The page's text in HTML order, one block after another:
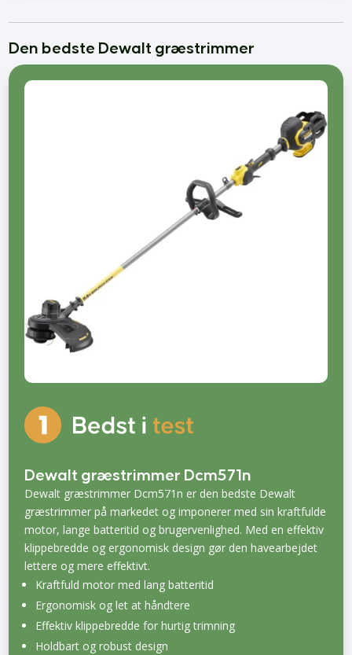
Bedste Krøllecremer
Bedste Malersprøjter
Den bedste Dewalt græstrimmer
Dewalt græstrimmer Dcm571n
Dewalt græstrimmer Dcm571n er den bedste Dewalt
græstrimmer på markedet og imponerer med sin kraftfulde
motor, lange batteritid og brugervenlighed. Med en effektiv
klippebredde og ergonomisk design gør den havearbejdet
lettere og mere effektivt.
Kraftfuld motor med lang batteritid
Ergonomisk og let at håndtere
Effektiv klippebredde for hurtig trimning
Holdbart og robust design